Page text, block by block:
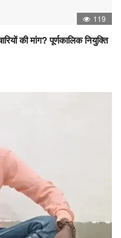
119
की मांग? पूर्णकालिक नियुक्ति